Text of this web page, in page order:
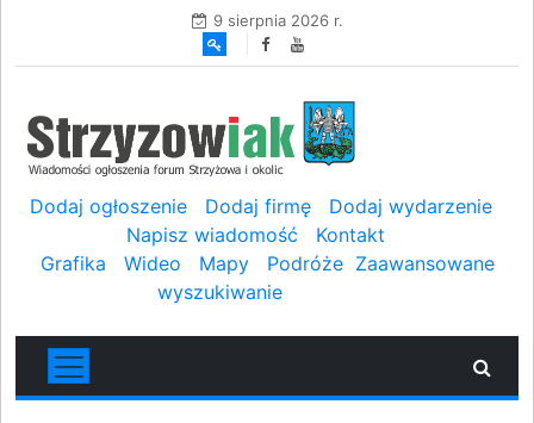
9 sierpnia 2026 r.
Dodaj ogłoszenie Dodaj firmę
Dodaj wydarzenie
Napisz wiadomość
Kontakt
Grafika
Wideo Mapy Podróże Zaawansowane
wyszukiwanie